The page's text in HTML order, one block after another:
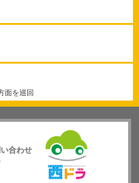
面を巡回
合わせ